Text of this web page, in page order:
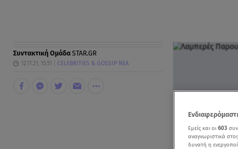
Συντακτική ΟμάδαSTAR.GR
12.11.21, 15:51 CELEBRITIES & GOSSIP ΝΕΑ
Εμείς και οι 603
αναγνωριστικά
δυνατή η